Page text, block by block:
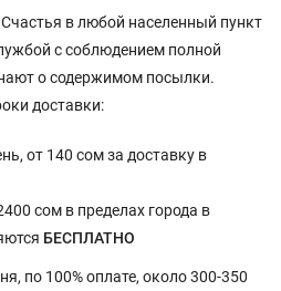
в любой населенный пункт
с соблюдением полной
о содержимом посылки.
доставки:
от 140 сом за доставку в
сом в пределах города в
БЕСПЛАТНО
по 100% оплате, около 300-350